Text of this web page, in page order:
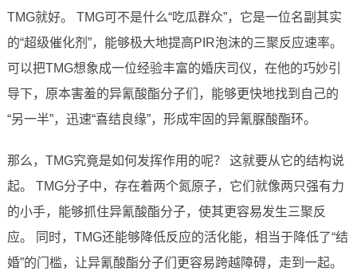
TMG就好。 TMG可不是什么“吃瓜群众”，它是一位名副其实
的“超级催化剂”，能够极大地提高PIR泡沫的三聚反应速率。
可以把TMG想象成一位经验丰富的婚庆司仪，在他的巧妙引
导下，原本害羞的异氰酸酯分子们，能够更快地找到自己的
“另一半”，迅速“喜结良缘”，形成牢固的异氰脲酸酯环。
那么，TMG究竟是如何发挥作用的呢？ 这就要从它的结构说
起。 TMG分子中，存在着两个氮原子，它们就像两只强有力
的小手，能够抓住异氰酸酯分子，使其更容易发生三聚反
应。 同时，TMG还能够降低反应的活化能，相当于降低了“结
婚”的门槛，让异氰酸酯分子们更容易跨越障碍，走到一起。